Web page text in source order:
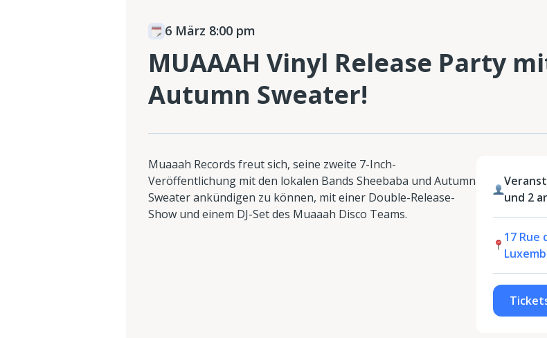
6 März 8:00 pm
MUAAAH Vinyl Release Party
Autumn Sweater!
Muaaah Records freut sich, seine zweite 7-Inch-
Veröffentlichung mit den lokalen Bands Sheebaba und Autumn
Sweater ankündigen zu können, mit einer Double-Release-
Show und einem DJ-Set des Muaaah Disco Teams.
und 2
17 Rue